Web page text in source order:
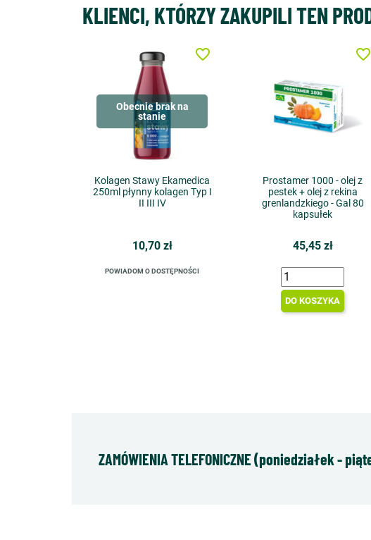
KLIENCI, KTÓRZY ZAKUPILI TEN
Obecnie brak na
stanie
Kolagen Stawy Ekamedica
250ml płynny kolagen Typ I
II III IV
10,70 zł
POWIADOM O DOSTĘPNOŚCI
favorite_border
Prostamer 1000 - olej z
pestek + olej z rekina
grenlandzkiego - Gal 80
kapsułek
45,45 zł
DO KOSZYKA
favorite_border
ZAMÓWIENIA TELEFONICZNE (poniedziałek -